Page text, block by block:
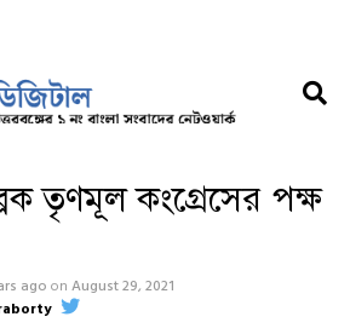
তৃণমূল কংগ্রেসের পক্ষ
ago on August 29, 2021